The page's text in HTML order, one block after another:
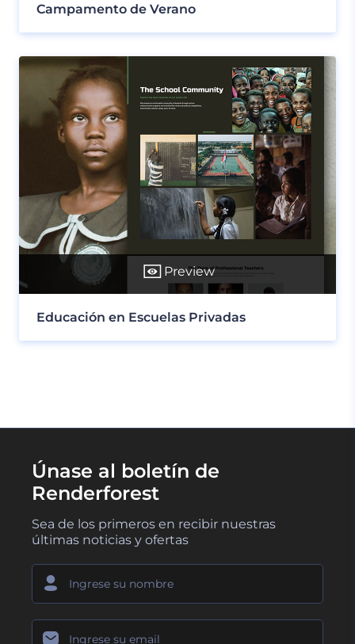
Campamento de Verano
Preview
Educación en Escuelas Privadas
Únase al boletín de
Renderforest
Sea de los primeros en recibir nuestras
últimas noticias y ofertas